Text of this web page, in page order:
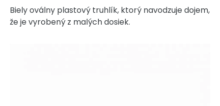
Biely oválny plastový truhlík, ktorý navodzuje dojem,
že je vyrobený z malých dosiek.